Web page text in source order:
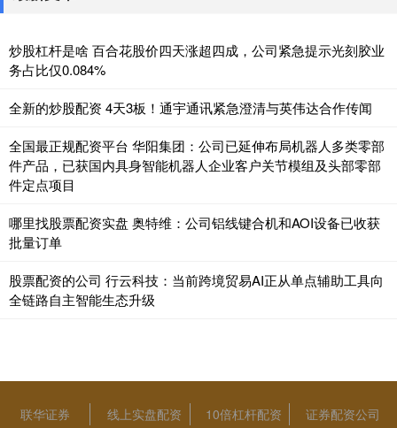
炒股杠杆是啥 百合花股价四天涨超四成，公司紧急提示光刻胶业
务占比仅0.084%
全新的炒股配资 4天3板！通宇通讯紧急澄清与英伟达合作传闻
全国最正规配资平台 华阳集团：公司已延伸布局机器人多类零部
件产品，已获国内具身智能机器人企业客户关节模组及头部零部
件定点项目
哪里找股票配资实盘 奥特维：公司铝线键合机和AOI设备已收获
批量订单
股票配资的公司 行云科技：当前跨境贸易AI正从单点辅助工具向
全链路自主智能生态升级
联华证券 线上实盘配资 10倍杠杆配资 证券配资公司